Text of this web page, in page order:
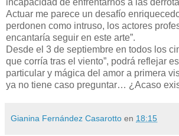
Actuar me parece un desafío
perdonen como intruso, los actores
encantaría seguir en este arte”.
Desde el 3 de septiembre en todos los
que corría tras el viento”, podrá reflejar
particular y mágica del amor a primera
ya no tiene caso preguntar… ¿Acaso
Gianina Fernández Casarotto en 18:15